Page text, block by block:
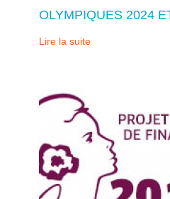
OLYMPIQUES 2024
Lire la suite